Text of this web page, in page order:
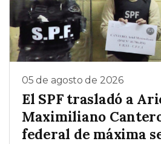
05 de agosto de 2026
El SPF trasladó a
Maximiliano
federal de máxima